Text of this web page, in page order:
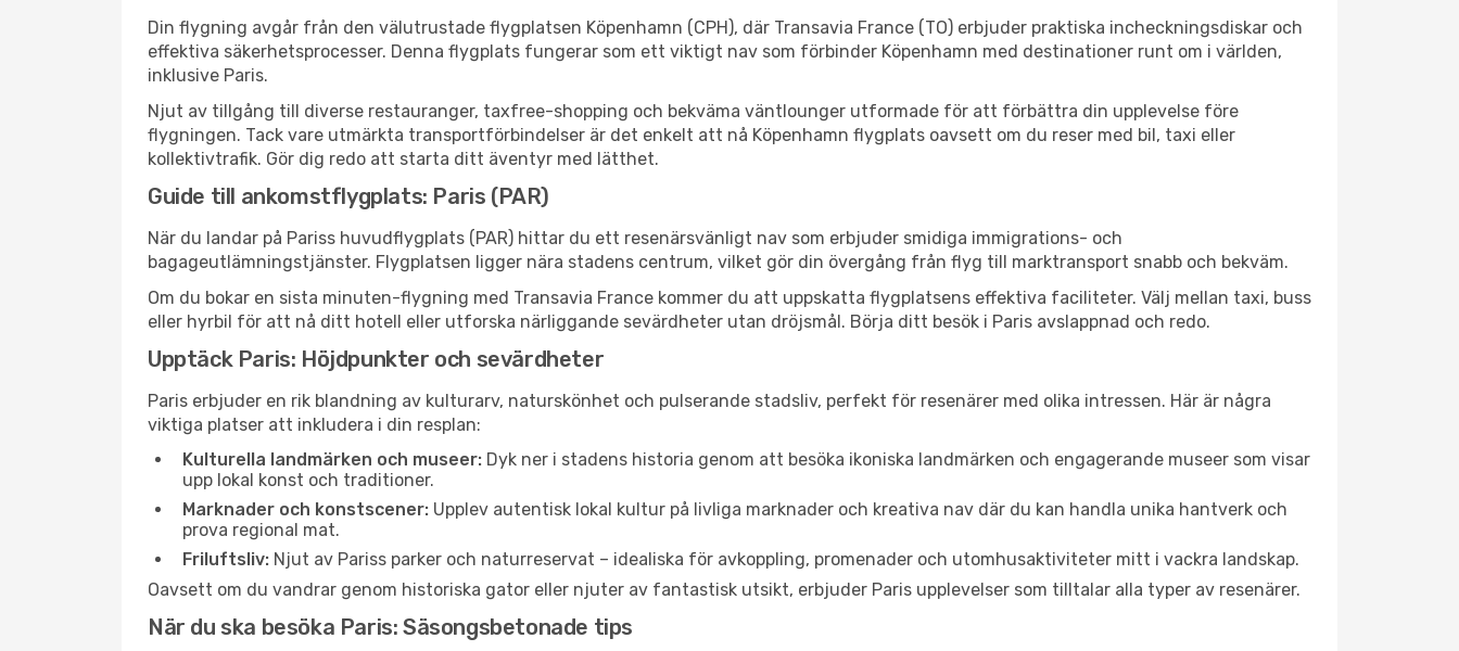
Din flygning avgår från den välutrustade flygplatsen Köpenhamn (CPH), där Transavia France (TO) erbjuder praktiska incheckningsdiskar och
effektiva säkerhetsprocesser. Denna flygplats fungerar som ett viktigt nav som förbinder Köpenhamn med destinationer runt om i världen,
inklusive Paris.
Njut av tillgång till diverse restauranger, taxfree-shopping och bekväma väntlounger utformade för att förbättra din upplevelse före
flygningen. Tack vare utmärkta transportförbindelser är det enkelt att nå Köpenhamn flygplats oavsett om du reser med bil, taxi eller
kollektivtrafik. Gör dig redo att starta ditt äventyr med lätthet.
Guide till ankomstflygplats: Paris (PAR)
När du landar på Pariss huvudflygplats (PAR) hittar du ett resenärsvänligt nav som erbjuder smidiga immigrations- och
bagageutlämningstjänster. Flygplatsen ligger nära stadens centrum, vilket gör din övergång från flyg till marktransport snabb och bekväm.
Om du bokar en sista minuten-flygning med Transavia France kommer du att uppskatta flygplatsens effektiva faciliteter. Välj mellan taxi, buss
eller hyrbil för att nå ditt hotell eller utforska närliggande sevärdheter utan dröjsmål. Börja ditt besök i Paris avslappnad och redo.
Upptäck Paris: Höjdpunkter och sevärdheter
Paris erbjuder en rik blandning av kulturarv, naturskönhet och pulserande stadsliv, perfekt för resenärer med olika intressen. Här är några
viktiga platser att inkludera i din resplan:
Kulturella landmärken och museer: Dyk ner i stadens historia genom att besöka ikoniska landmärken och engagerande museer som visar
upp lokal konst och traditioner.
Marknader och konstscener: Upplev autentisk lokal kultur på livliga marknader och kreativa nav där du kan handla unika hantverk och
prova regional mat.
Friluftsliv: Njut av Pariss parker och naturreservat – idealiska för avkoppling, promenader och utomhusaktiviteter mitt i vackra landskap.
Oavsett om du vandrar genom historiska gator eller njuter av fantastisk utsikt, erbjuder Paris upplevelser som tilltalar alla typer av resenärer.
När du ska besöka Paris: Säsongsbetonade tips